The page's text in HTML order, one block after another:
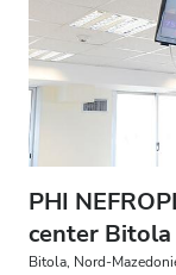
Morgen
Nachmittag
Nacht
Bewertung
PHI
center Bitola
Bitola, Nord-